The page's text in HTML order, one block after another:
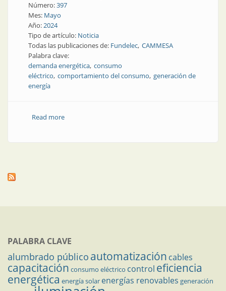
Número:397
Mes: Mayo
Año:2024
Tipo de artículo: Noticia
Todas las publicaciones de: Fundelec CAMMESA
Palabra clave:
demanda energética consumo
eléctrico comportamiento del consumo generación de
energía
Read moreabout Caída en la demanda de energía durante el
PALABRA CLAVE
alumbrado público automatización cables
capacitación consumo eléctrico control eficiencia
energética energía solar energías renovables generación